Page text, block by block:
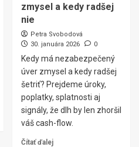
zmysel a kedy radšej
nie
Petra Svobodová
30. januára 2026
0
Kedy má nezabezpečený
úver zmysel a kedy radšej
šetriť? Prejdeme úroky,
poplatky, splatnosti aj
signály, že dlh by len zhoršil
váš cash-flow.
Čítať ďalej